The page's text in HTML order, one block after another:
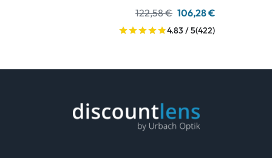
122,58 € 106,28 €
4.83 / 5(422)